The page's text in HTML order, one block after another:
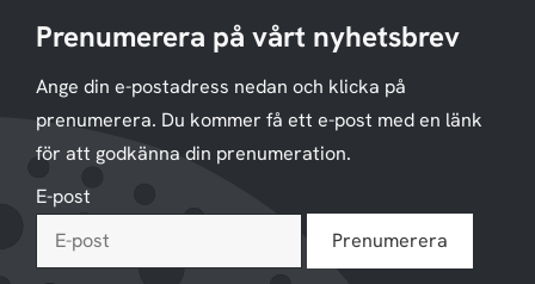
Prenumerera på vårt nyhetsbrev
Ange din e-postadress nedan och klicka på
prenumerera. Du kommer få ett e-post med en länk
för att godkänna din prenumeration.
E-post